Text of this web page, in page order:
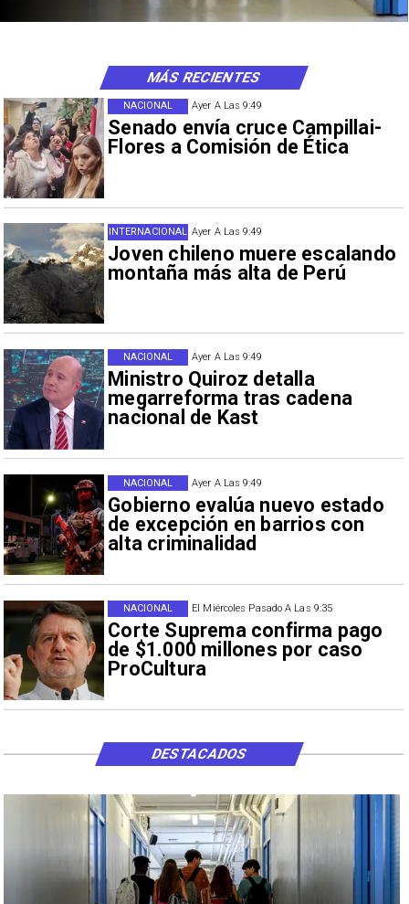
Ayer A Las 9:49
Senado envía cruce Campillai-
Flores a Comisión de Ética
NACIONAL
Ayer A Las 9:49
Joven chileno muere escalando
montaña más alta de Perú
INTERNACIONAL
Ayer A Las 9:49
Ministro Quiroz detalla
megarreforma tras cadena
nacional de Kast
NACIONAL
Ayer A Las 9:49
Gobierno evalúa nuevo estado
de excepción en barrios con
alta criminalidad
NACIONAL
El Miércoles Pasado A Las 9:35
Corte Suprema confirma pago
de $1.000 millones por caso
ProCultura
NACIONAL
MÁS RECIENTES
DESTACADOS